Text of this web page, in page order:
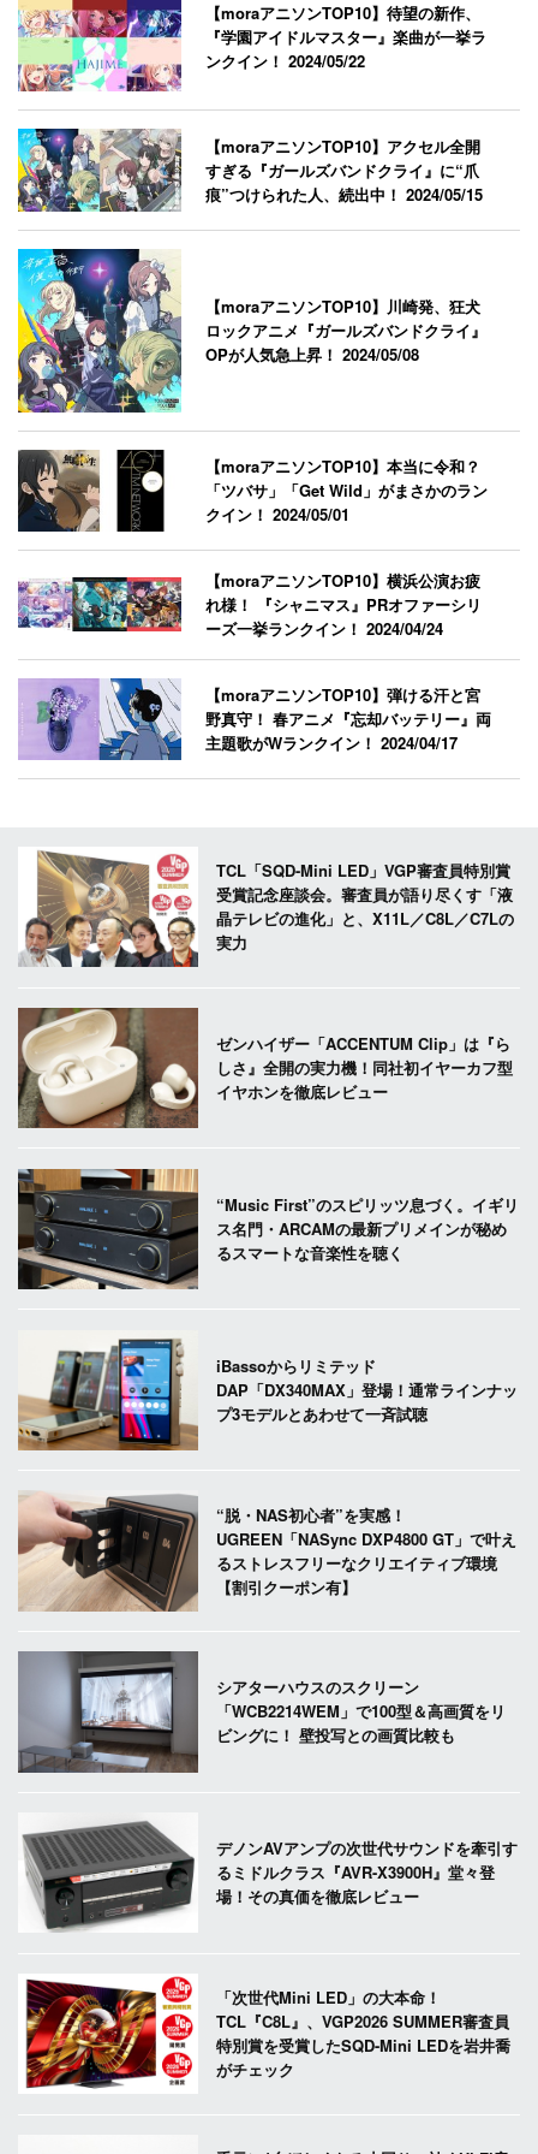
【moraアニソンTOP10】待望の新作、
『学園アイドルマスター』楽曲が一挙ラ
ンクイン！2024/05/22
【moraアニソンTOP10】アクセル全開
すぎる『ガールズバンドクライ』に“爪
痕”つけられた人、続出中！2024/05/15
【moraアニソンTOP10】川崎発、狂犬
ロックアニメ『ガールズバンドクライ』
OPが人気急上昇！2024/05/08
【moraアニソンTOP10】本当に令和？
「ツバサ」「Get Wild」がまさかのラン
クイン！2024/05/01
【moraアニソンTOP10】横浜公演お疲
れ様！ 『シャニマス』PRオファーシリ
ーズ一挙ランクイン！2024/04/24
【moraアニソンTOP10】弾ける汗と宮
野真守！ 春アニメ『忘却バッテリー』両
主題歌がWランクイン！2024/04/17
TCL「SQD-Mini LED」VGP審査員特別賞
受賞記念座談会。審査員が語り尽くす「液
晶テレビの進化」と、X11L／C8L／C7Lの
実力
ゼンハイザー「ACCENTUM Clip」は『ら
しさ』全開の実力機！同社初イヤーカフ型
イヤホンを徹底レビュー
“Music First”のスピリッツ息づく。イギリ
ス名門・ARCAMの最新プリメインが秘め
るスマートな音楽性を聴く
iBassoからリミテッド
DAP「DX340MAX」登場！通常ラインナッ
プ3モデルとあわせて一斉試聴
“脱・NAS初心者”を実感！
UGREEN「NASync DXP4800 GT」で叶え
るストレスフリーなクリエイティブ環境
【割引クーポン有】
シアターハウスのスクリーン
「WCB2214WEM」で100型＆高画質をリ
ビングに！ 壁投写との画質比較も
デノンAVアンプの次世代サウンドを牽引す
るミドルクラス『AVR-X3900H』堂々登
場！その真価を徹底レビュー
「次世代Mini LED」の大本命！
TCL『C8L』、VGP2026 SUMMER審査員
特別賞を受賞したSQD-Mini LEDを岩井喬
がチェック